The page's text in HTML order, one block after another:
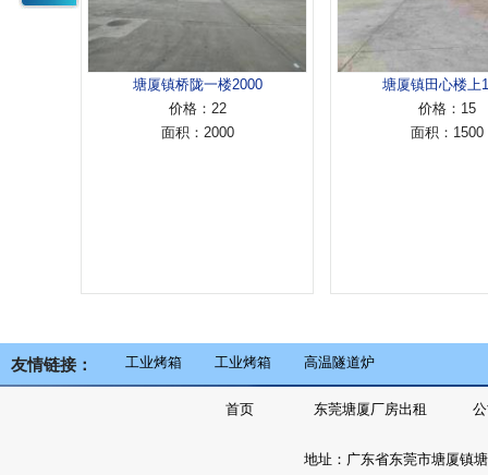
塘厦镇桥陇一楼2000
价格：22
面积：2000
塘厦镇田心楼上1500
价格：15
面积：1500
友情链接： 工业烤箱 工业烤箱 高温隧道炉
首页 东莞塘厦厂房出租
地址：广东省东莞市塘厦